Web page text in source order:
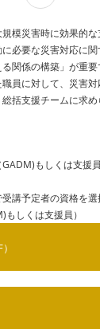
模災害時に効果的
必要な災害対応に
関係の構築」が重要
員に対して、災害
括支援チームに求め
GADM)もしくは支援
講予定者の資格を
しくは支援員）